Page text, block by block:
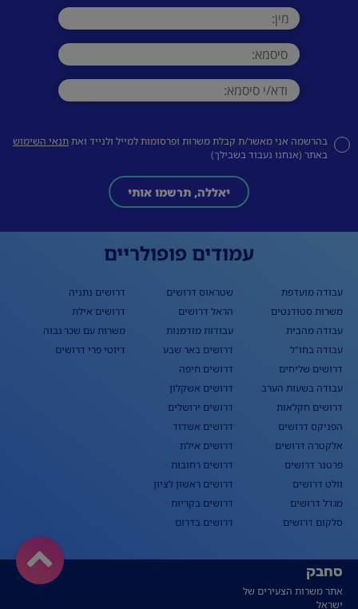
בהרשמה אני מאשר/ת קבלת משרות ופרסומות למייל ולנייד ואתתנאי השימוש
באתר (אנחנו נעבוד בשבילך)
יאללה, תרשמו אותי
עמודים פופולריים
עבודה מועדפת
משרות סטודנטים
עבודה מהבית
עבודה בחו"ל
דרושים שליחים
עבודה בשעות הערב
דרושים חקלאות
הפניקס דרושים
אלקטרה דרושים
פרטנר דרושים
וולט דרושים
מגדל דרושים
סלקום דרושים
שטראוס דרושים
הראל דרושים
עבודות מזדמנות
דרושים באר שבע
דרושים חיפה
דרושים אשקלון
דרושים ירושלים
דרושים אשדוד
דרושים אילת
דרושים רחובות
דרושים ראשון לציון
דרושים בקריות
דרושים בדרום
דרושים נתניה
דרושים אילת
משרות עם שכר גבוה
דיוטי פרי דרושים
סחבק
אתר משרות הצעירים של
ישראל